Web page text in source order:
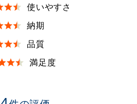
使いやすさ
納期
品質
満足度